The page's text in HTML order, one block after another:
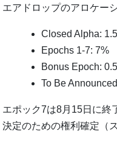
エアドロップのアロケー
Closed Alpha:
Epochs 1-7: 7%
Bonus Epoch:
To Be
エポック7は8月15日に終
決定のための権利確定（